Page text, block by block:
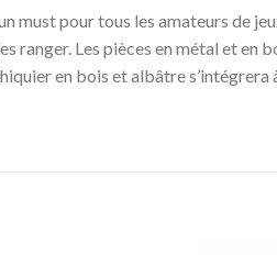
must pour tous les amateurs de
ranger. Les pièces en métal et en
en bois et albâtre s’intégrera